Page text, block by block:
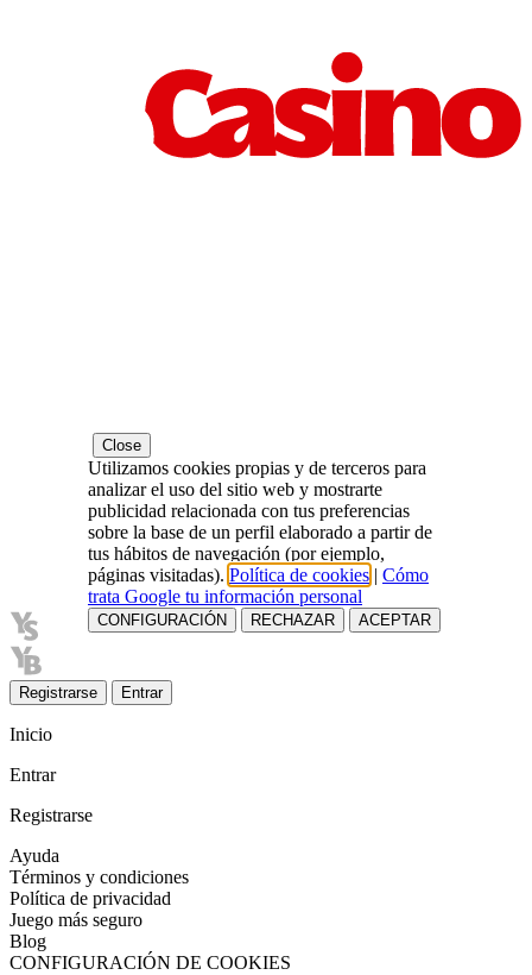
Registrarse Entrar
Inicio
Entrar
Registrarse
Ayuda
Términos y condiciones
Política de privacidad
Juego más seguro
Blog
CONFIGURACIÓN DE COOKIES
Close
Utilizamos cookies propias y de terceros para
analizar el uso del sitio web y mostrarte
publicidad relacionada con tus preferencias
sobre la base de un perfil elaborado a partir de
tus hábitos de navegación (por ejemplo,
páginas visitadas). Política de cookies | Cómo
trata Google tu información personal
CONFIGURACIÓN RECHAZAR ACEPTAR